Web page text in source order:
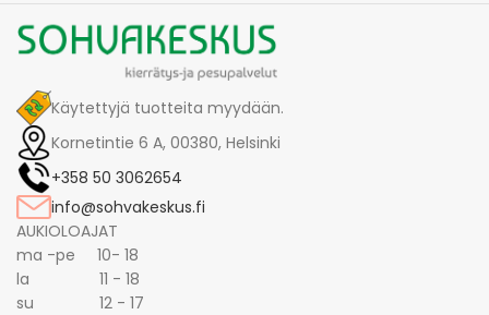
Käytettyjä tuotteita myydään.
Kornetintie 6 A, 00380, Helsinki
+358 50 3062654
info@sohvakeskus.fi
AUKIOLOAJAT
ma -pe 10- 18
la 11 - 18
su 12 - 17